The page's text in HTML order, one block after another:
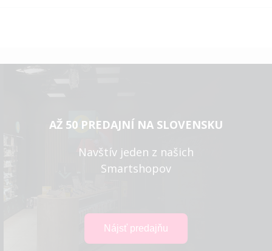
AŽ 50 PREDAJNÍ NA SLOVENSKU
Navštív jeden z našich
Smartshopov